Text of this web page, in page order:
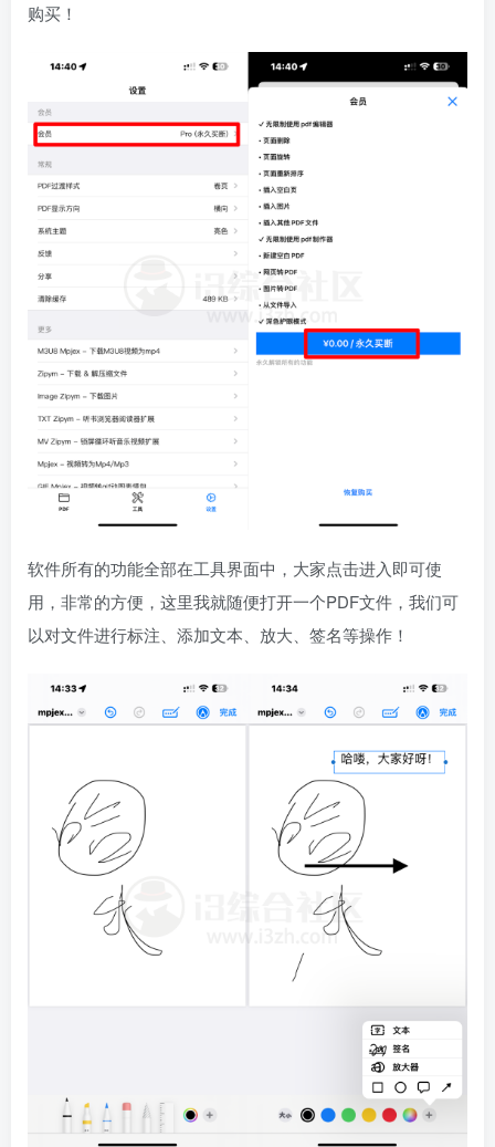
购买！
软件所有的功能全部在工具界面中，大家点击进入即可使
用，非常的方便，这里我就随便打开一个PDF文件，我们可
以对文件进行标注、添加文本、放大、签名等操作！